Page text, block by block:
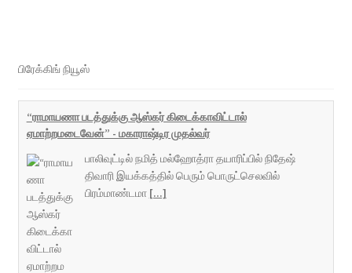
பிரேக்கிங் நியூஸ்
“ராமாயணா படத்துக்கு ஆஸ்கர் கிடைக்காவிட்டால்
ஏமாற்றமடைவேன்” - மகாராஷ்டிர முதல்வர்
பாலிவுட்டில் நமித் மல்ஹோத்ரா தயாரிப்பில் நிதேஷ்
திவாரி இயக்கத்தில் பெரும் பொருட்செலவில்
பிரம்மாண்டமா [...]